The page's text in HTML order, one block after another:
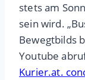
stets am
sein wird.
Bewegtbilds
Youtube
Kurier.at.